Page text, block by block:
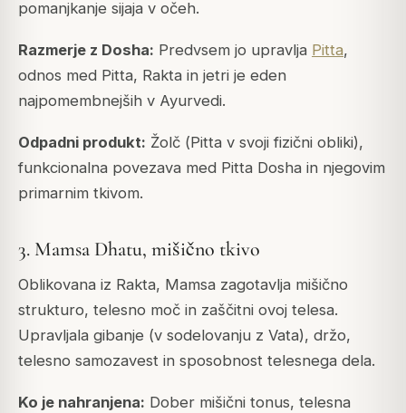
pomanjkanje sijaja v očeh.
Razmerje z Dosha: Predvsem jo upravlja Pitta,
odnos med Pitta, Rakta in jetri je eden
najpomembnejših v Ayurvedi.
Odpadni produkt: Žolč (Pitta v svoji fizični obliki),
funkcionalna povezava med Pitta Dosha in njegovim
primarnim tkivom.
3. Mamsa Dhatu, mišično tkivo
Oblikovana iz Rakta, Mamsa zagotavlja mišično
strukturo, telesno moč in zaščitni ovoj telesa.
Upravljala gibanje (v sodelovanju z Vata), držo,
telesno samozavest in sposobnost telesnega dela.
Ko je nahranjena: Dober mišični tonus, telesna